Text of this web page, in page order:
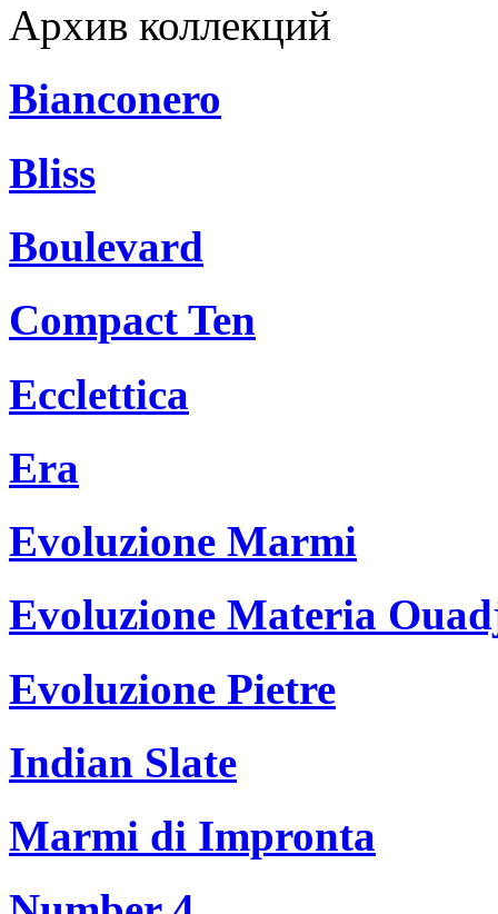
Архив коллекций
Bianconero
Bliss
Boulevard
Compact Ten
Ecclettica
Era
Evoluzione Marmi
Evoluzione Materia
Evoluzione Pietre
Indian Slate
Marmi di Impronta